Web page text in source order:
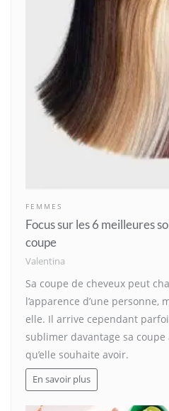
FEMMES
Focus sur les 6 meilleures
coupe
Valentina
Sa coupe de cheveux peut
l’apparence d’une personne,
elle. Il arrive cependant
sublimer davantage sa coupe
qu’elle souhaite avoir.
En savoir plus